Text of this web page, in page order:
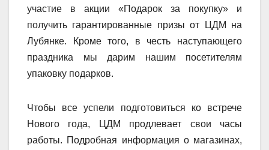
участие в акции «Подарок за покупку» и
получить гарантированные призы от ЦДМ на
Лубянке. Кроме того, в честь наступающего
праздника мы дарим нашим посетителям
упаковку подарков.
Чтобы все успели подготовиться ко встрече
Нового года, ЦДМ продлевает свои часы
работы. Подробная информация о магазинах,